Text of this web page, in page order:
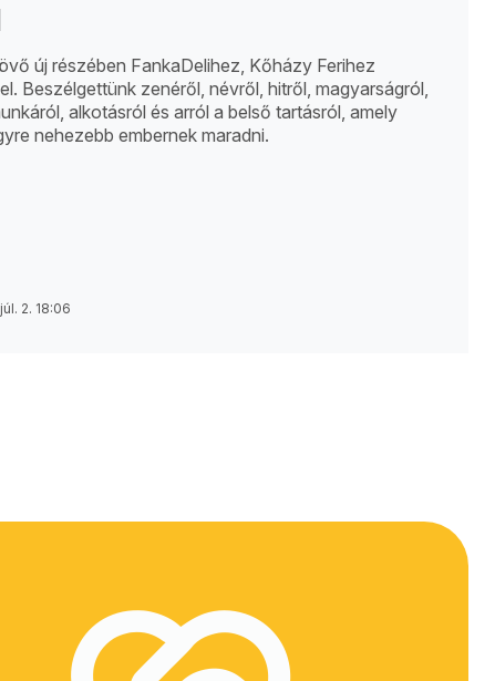
új részében FankaDelihez, Kőházy Ferihez
Beszélgettünk zenéről, névről, hitről, magyarságról,
alkotásról és arról a belső tartásról, amely
nehezebb embernek maradni.
2. 18:06